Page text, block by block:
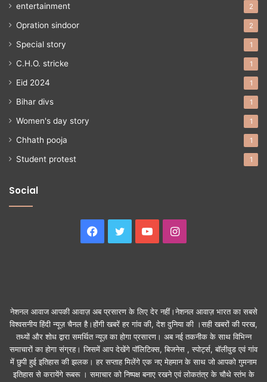
entertainment 2
Opration sindoor 2
Special story 1
C.H.O. stricke 1
Eid 2024 1
Bihar divs 1
Women's day story 1
Chhath pooja 1
Student protest 1
Social
Facebook
Twitter YouTubeInstagram
नेशनल आवाज आपकी आवाज़ अब प्रसारण के लिए देर नहीं।नेशनल आवाज़ भारत का सबसे
विश्वसनीय हिंदी न्यूज़ चैनल है।होंगी खबरें हर गांव की, देश दुनिया की ।सही खबरों की परख,
तथ्यों और शोध द्वारा समर्थित न्यूज़ का होगा प्रसारण। अब नई तकनीक के साथ विभिन्न
समाचारों का होगा संग्रह। जिसमें आप देखेंगे पॉलिटिक्स, बिजनेस , स्पोर्ट्स, बॉलीवुड एवं गांव
में छुपी हुई इतिहास की झलक। हर सप्ताह मिलेंगे एक नए मेहमान के साथ जो आपको गुमनाम
इतिहास से करायेंगे रूबरू । समाचार को निष्पक्ष बनाए रखने एवं लोकतंत्र के चौथे स्तंभ के